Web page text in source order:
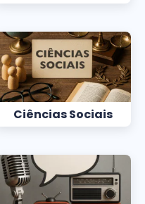
Ciências Sociais